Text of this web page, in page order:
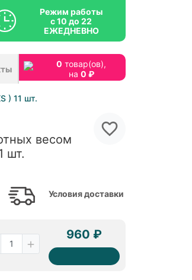
Режим работы
с 10 до 22
ЕЖЕДНЕВНО
0 товар(ов),
на 0 ₽
) 11 шт.
весом
шт.
Условия доставки
960 ₽